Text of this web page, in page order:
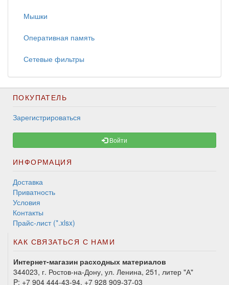
Мышки
Оперативная память
Сетевые фильтры
ПОКУПАТЕЛЬ
Зарегистрироваться
Войти
ИНФОРМАЦИЯ
Доставка
Приватность
Условия
Контакты
Прайс-лист (*.xlsx)
КАК СВЯЗАТЬСЯ С НАМИ
Интернет-магазин расходных материалов
344023, г. Ростов-на-Дону, ул. Ленина, 251, литер "А"
P: +7 904 444-43-94, +7 928 909-37-03